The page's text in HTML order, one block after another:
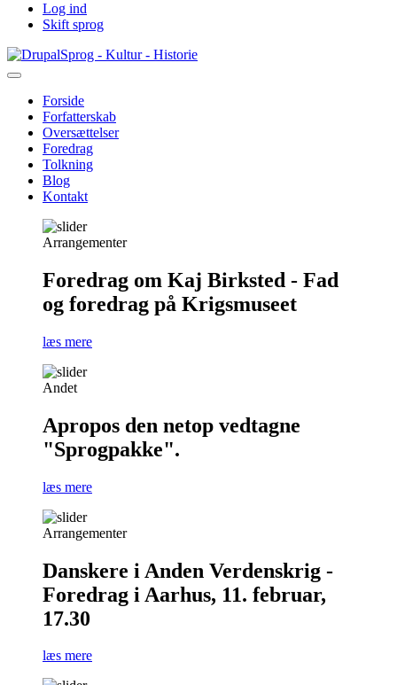
Log ind
Skift sprog
Gå
til
Sprog - Kultur - Historie
Primær
navigation
Forside
Forfatterskab
Oversættelser
Foredrag
Tolkning
Blog
Kontakt
Arrangementer
Foredrag om Kaj Birksted - Fad
og foredrag på Krigsmuseet
læs mere
Andet
Apropos den netop vedtagne
"Sprogpakke".
læs mere
Arrangementer
Danskere i Anden Verdenskrig -
Foredrag i Aarhus, 11. februar,
17.30
læs mere